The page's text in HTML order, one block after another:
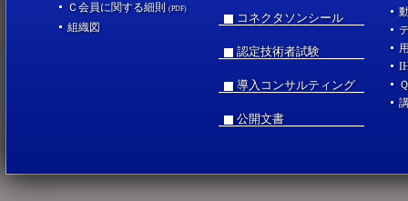
Ｃ会員に関する細則 (PDF)
組織図
コネクタソンシール
認定技術者試験
導入コンサルティング
公開文書